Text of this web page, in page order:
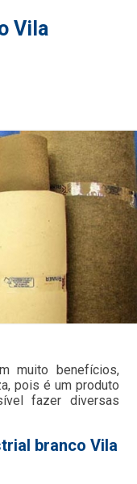
Vila
muito benefícios,
pois é um produto
fazer diversas
branco Vila